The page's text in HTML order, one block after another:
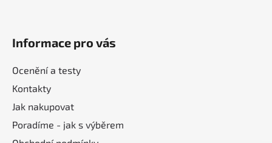
Informace pro vás
Ocenění a testy
Kontakty
Jak nakupovat
Poradíme - jak s výběrem